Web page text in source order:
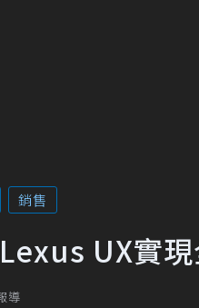
銷售
UX實
導